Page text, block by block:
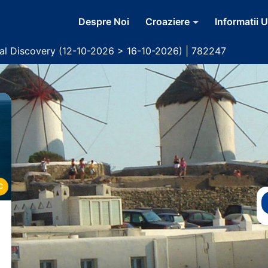
Despre Noi Croaziere Informatii
Discovery (12-10-2026 > 16-10-2026) | 782247